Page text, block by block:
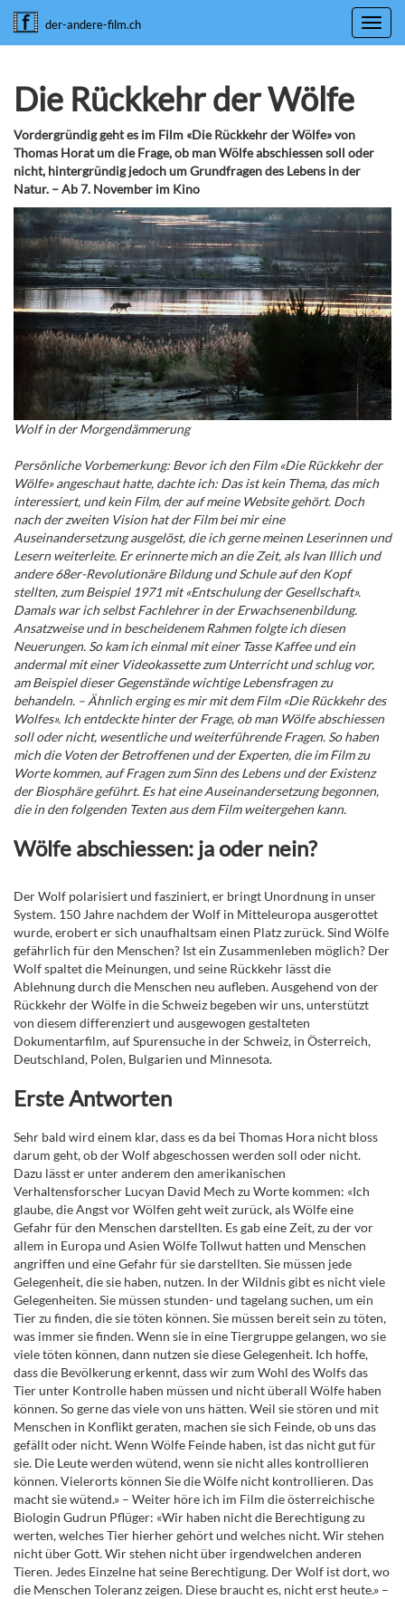
der-andere-film.ch
Die Rückkehr der Wölfe
Vordergründig geht es im Film «Die Rückkehr der Wölfe» von
Thomas Horat um die Frage, ob man Wölfe abschiessen soll oder
nicht, hintergründig jedoch um Grundfragen des Lebens in der
Natur. – Ab 7. November im Kino
Wolf in der Morgendämmerung
Persönliche Vorbemerkung: Bevor ich den Film «Die Rückkehr der
Wölfe» angeschaut hatte, dachte ich: Das ist kein Thema, das mich
interessiert, und kein Film, der auf meine Website gehört. Doch
nach der zweiten Vision hat der Film bei mir eine
Auseinandersetzung ausgelöst, die ich gerne meinen Leserinnen und
Lesern weiterleite. Er erinnerte mich an die Zeit, als Ivan Illich und
andere 68er-Revolutionäre Bildung und Schule auf den Kopf
stellten, zum Beispiel 1971 mit «Entschulung der Gesellschaft».
Damals war ich selbst Fachlehrer in der Erwachsenenbildung.
Ansatzweise und in bescheidenem Rahmen folgte ich diesen
Neuerungen. So kam ich einmal mit einer Tasse Kaffee und ein
andermal mit einer Videokassette zum Unterricht und schlug vor,
am Beispiel dieser Gegenstände wichtige Lebensfragen zu
behandeln. – Ähnlich erging es mir mit dem Film «Die Rückkehr des
Wolfes». Ich entdeckte hinter der Frage, ob man Wölfe abschiessen
soll oder nicht, wesentliche und weiterführende Fragen. So haben
mich die Voten der Betroffenen und der Experten, die im Film zu
Worte kommen, auf Fragen zum Sinn des Lebens und der Existenz
der Biosphäre geführt. Es hat eine Auseinandersetzung begonnen,
die in den folgenden Texten aus dem Film weitergehen kann.
Wölfe abschiessen: ja oder nein?
Der Wolf polarisiert und fasziniert, er bringt Unordnung in unser
System. 150 Jahre nachdem der Wolf in Mitteleuropa ausgerottet
wurde, erobert er sich unaufhaltsam einen Platz zurück. Sind Wölfe
gefährlich für den Menschen? Ist ein Zusammenleben möglich? Der
Wolf spaltet die Meinungen, und seine Rückkehr lässt die
Ablehnung durch die Menschen neu aufleben. Ausgehend von der
Rückkehr der Wölfe in die Schweiz begeben wir uns, unterstützt
von diesem differenziert und ausgewogen gestalteten
Dokumentarfilm, auf Spurensuche in der Schweiz, in Österreich,
Deutschland, Polen, Bulgarien und Minnesota.
Erste Antworten
Sehr bald wird einem klar, dass es da bei Thomas Hora nicht bloss
darum geht, ob der Wolf abgeschossen werden soll oder nicht.
Dazu lässt er unter anderem den amerikanischen
Verhaltensforscher Lucyan David Mech zu Worte kommen: «Ich
glaube, die Angst vor Wölfen geht weit zurück, als Wölfe eine
Gefahr für den Menschen darstellten. Es gab eine Zeit, zu der vor
allem in Europa und Asien Wölfe Tollwut hatten und Menschen
angriffen und eine Gefahr für sie darstellten. Sie müssen jede
Gelegenheit, die sie haben, nutzen. In der Wildnis gibt es nicht viele
Gelegenheiten. Sie müssen stunden- und tagelang suchen, um ein
Tier zu finden, die sie töten können. Sie müssen bereit sein zu töten,
was immer sie finden. Wenn sie in eine Tiergruppe gelangen, wo sie
viele töten können, dann nutzen sie diese Gelegenheit. Ich hoffe,
dass die Bevölkerung erkennt, dass wir zum Wohl des Wolfs das
Tier unter Kontrolle haben müssen und nicht überall Wölfe haben
können. So gerne das viele von uns hätten. Weil sie stören und mit
Menschen in Konflikt geraten, machen sie sich Feinde, ob uns das
gefällt oder nicht. Wenn Wölfe Feinde haben, ist das nicht gut für
sie. Die Leute werden wütend, wenn sie nicht alles kontrollieren
können. Vielerorts können Sie die Wölfe nicht kontrollieren. Das
macht sie wütend.» – Weiter höre ich im Film die österreichische
Biologin Gudrun Pflüger: «Wir haben nicht die Berechtigung zu
werten, welches Tier hierher gehört und welches nicht. Wir stehen
nicht über Gott. Wir stehen nicht über irgendwelchen anderen
Tieren. Jedes Einzelne hat seine Berechtigung. Der Wolf ist dort, wo
die Menschen Toleranz zeigen. Diese braucht es, nicht erst heute.» –